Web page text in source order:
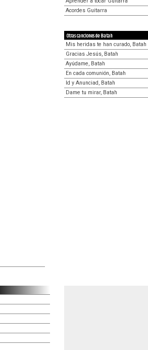
Acordes Guitarra
Otras canciones de Batah
Mis heridas te han curado, Batah
Gracias Jesús, Batah
Ayúdame, Batah
En cada comunión, Batah
Id y Anunciad, Batah
Dame tu mirar, Batah